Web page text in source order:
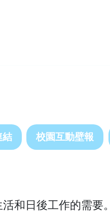
結 校園互動壁報
和日後工作的需要。